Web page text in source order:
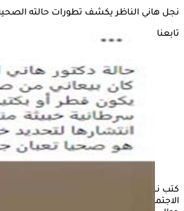
نجل هاني الناظر يكشف تطورات حالته
تابعنا على
كتب نجل الدكتور
الاجتماعي "فيسبوك"، أن والده كان يعاني من